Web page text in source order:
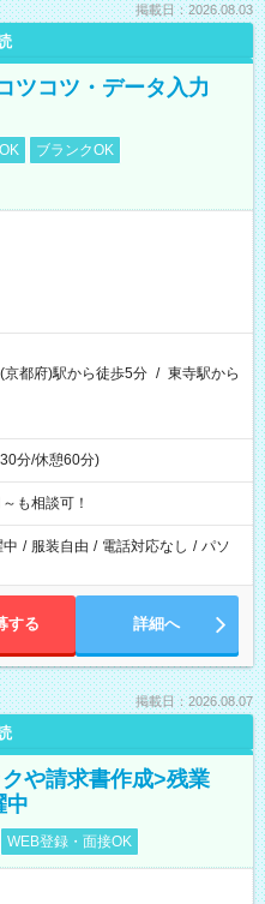
掲載日：2026.08.03
ツコツ・データ入力
ブランクOK
京都府)駅から徒歩5分 / 東寺駅から
分/休憩60分)
も相談可！
/ 服装自由 / 電話対応なし / パソ
する 詳細へ
掲載日：2026.08.07
や請求書作成>残業
中
WEB登録・面接OK